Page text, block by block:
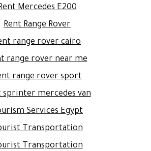
Mercedes E200
Rent Range Rover
range rover cairo
range rover near me
range rover sport
mercedes van
Services Egypt
Transportation
Transportation